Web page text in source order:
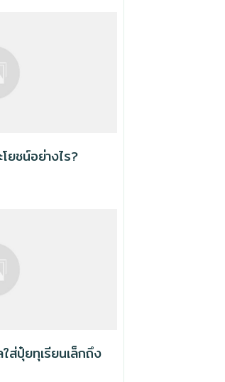
ยชน์อย่างไร?
ส่ปุ๋ยทุเรียนเล็กถึง